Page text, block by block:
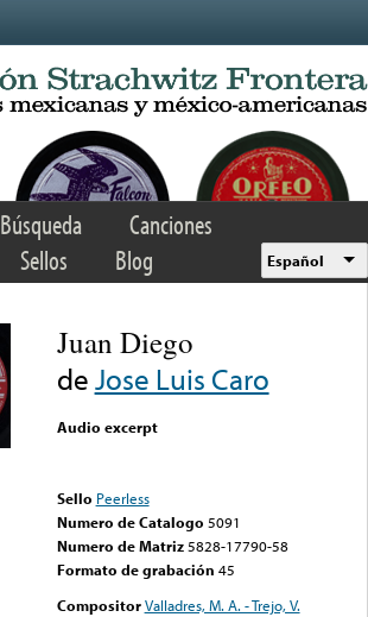
Búsqueda
Canciones
Sellos Blog Español
Juan Diego
deJose Luis Caro
Audio excerpt
Sello Peerless
Numero de Catalogo 5091
Numero de Matriz 5828-17790-58
Formato de grabación 45
Compositor Valladres, M. A. - Trejo, V.